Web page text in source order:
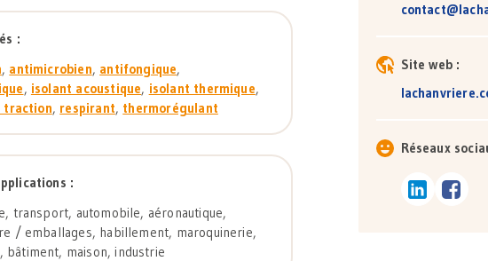
:
, antimicrobien, antifongique,
, isolant acoustique, isolant thermique,
traction, respirant, thermorégulant
:
transport, automobile, aéronautique,
/ emballages, habillement, maroquinerie,
bâtiment, maison, industrie
Site web :
Réseaux